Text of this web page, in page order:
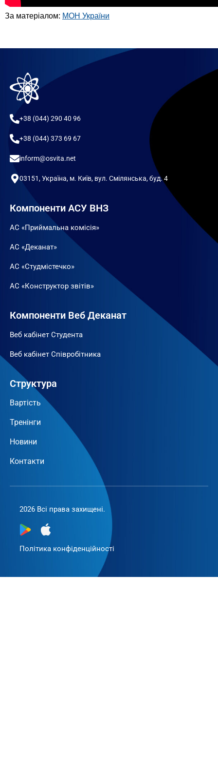
За матеріалом: МОН України
+38 (044) 290 40 96
+38 (044) 373 69 67
inform@osvita.net
03151, Україна, м. Київ, вул. Смілянська, буд. 4
Компоненти АСУ ВНЗ
АС «Приймальна комісія»
АС «Деканат»
АС «Студмістечко»
АС «Конструктор звітів»
Компоненти Веб Деканат
Веб кабінет Студента
Веб кабінет Співробітника
Структура
Вартість
Тренінги
Новини
Контакти
2026 Всі права захищені.
Політика конфіденційності